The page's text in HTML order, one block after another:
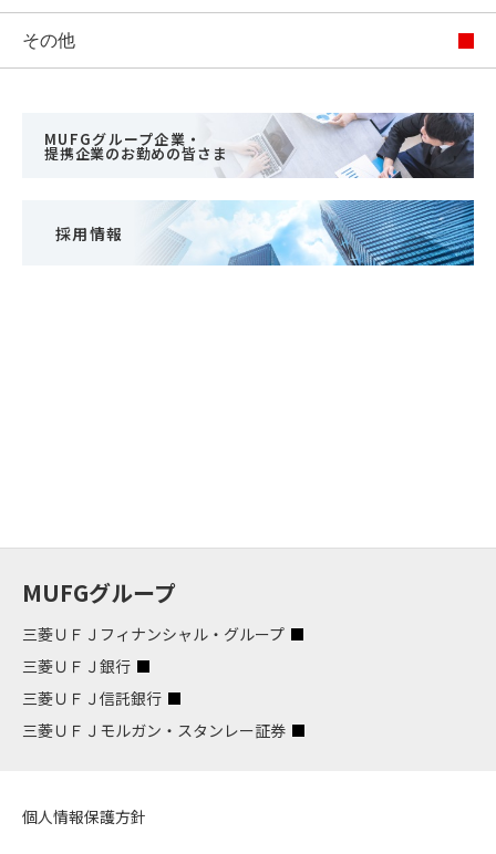
その他
MUFGグループ企業・
提携企業のお勤めの皆さま
採用情報
MUFGグループ
三菱ＵＦＪフィナンシャル・グループ
三菱ＵＦＪ銀行
三菱ＵＦＪ信託銀行
三菱ＵＦＪモルガン・スタンレー証券
個人情報保護方針